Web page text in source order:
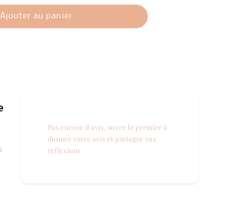
Ajouter au panier
Pas encore d'avis, soyez le premier à
donner votre avis et partager vos
réflexions